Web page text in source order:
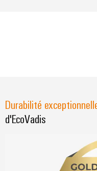
Durabilité
d'EcoVadis